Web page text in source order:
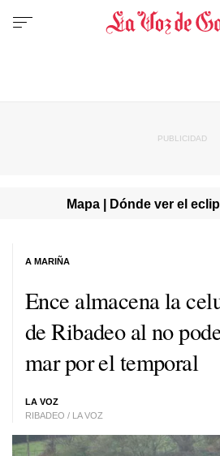
Mapa | Dónde ver el
Ence almacena la
de Ribadeo al no
mar por el temporal
LA VOZ
RIBADEO / LA VOZ
A MARIÑA